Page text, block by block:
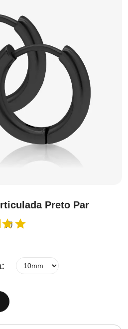
Preto Par
(2)